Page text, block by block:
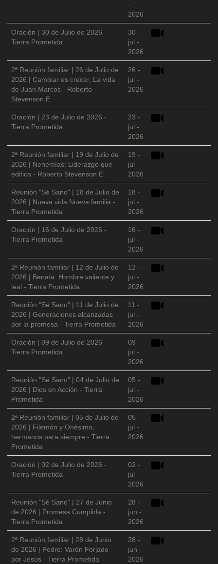
-
2026
Oración | 30 de Julio de 2026 -
Tierra Prometida
30 -
jul -
2026
2ª Reunión familiar | 26 de Julio de
2026 | Cambiar es crecer, La vida
de Juan Marcos - Roberto
Stevenson E.
26 -
jul -
2026
Oración | 23 de Julio de 2026 -
Tierra Prometida
23 -
jul -
2026
2ª Reunión familiar | 19 de Julio de
2026 | Nehemías: Liderazgo que
edifica - Roberto Stevenson E.
19 -
jul -
2026
Reunión "Sé Sano" | 18 de Julio de
2026 | Nueva vida Nueva familia -
Tierra Prometida
18 -
jul -
2026
Oración | 16 de Julio de 2026 -
Tierra Prometida
16 -
jul -
2026
2ª Reunión familiar | 12 de Julio de
2026 | Benaía: Hombre valiente y
leal - Tierra Prometida
12 -
jul -
2026
Reunión "Sé Sano" | 11 de Julio de
2026 | Generaciones alcanzadas
por la promesa - Tierra Prometida
11 -
jul -
2026
Oración | 09 de Julio de 2026 -
Tierra Prometida
09 -
jul -
2026
Reunión "Sé Sano" | 04 de Julio de
2026 | Dios en Acción - Tierra
Prometida
05 -
jul -
2026
2ª Reunión familiar | 05 de Julio de
2026 | Filemón y Onésimo,
hermanos para siempre - Tierra
Prometida
05 -
jul -
2026
Oración | 02 de Julio de 2026 -
Tierra Prometida
02 -
jul -
2026
Reunión "Sé Sano" | 27 de Junio
de 2026 | Promesa Cumplida -
Tierra Prometida
28 -
jun -
2026
2ª Reunión familiar | 28 de Junio
de 2026 | Pedro: Varón Forjado
por Jesús - Tierra Prometida
28 -
jun -
2026